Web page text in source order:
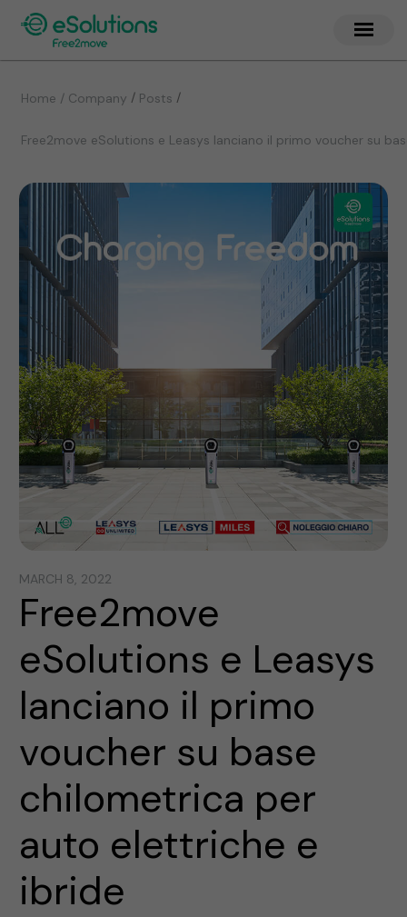
Home / Company / Posts /
Free2move eSolutions e Leasys lanciano il primo voucher su
MARCH 8, 2022
Free2move
eSolutions e Leasys
lanciano il primo
voucher su base
chilometrica per
auto elettriche e
ibride